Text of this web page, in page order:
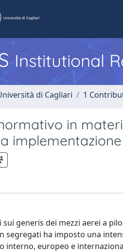
Institutional
di Cagliari 1
in
generis dei mezzi aerei a
segregati ha imposto una
interno, europeo e